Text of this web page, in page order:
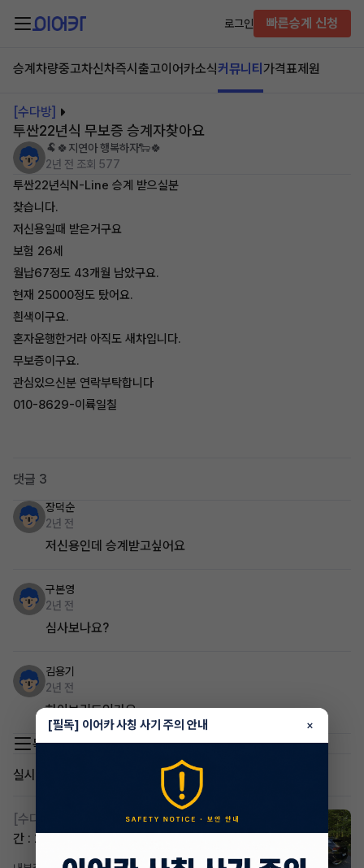
로그인 빠른승계 신청
승계차량중고차신차즉시출고이어카소식커뮤니티 가격표제원
[수다방]
투싼22년식 무보증 승계자찾아요
🐏🍀지연아 행복하자🐑🍀
2년 전 조회 577
투싼22년식N-Line 승계 받으실분
찾습니다.
저신용일때 받은거구요
보험 26세
월납67정도 43개월 남았구요.
현재 25000정도 탔어요.
흰색이구요.
혼자운행한거라 아직도 새차입니다.
무보증이구요.
관심있으신분 연락부탁합니다
010-8629-이륙일칠
댓글 3
장덕순
2년 전
저신용인데 승계받고싶어요
구본영
2년 전
심사보나요?
김용기
2년 전
하이브리드인가요
목록 이동
실시간 인기글
[수다방]
스포티지하이브리드 승계합니다(잔여렌트기
간 : 26개월)
[필독] 이어카 사칭 사기 주의 안내 ×